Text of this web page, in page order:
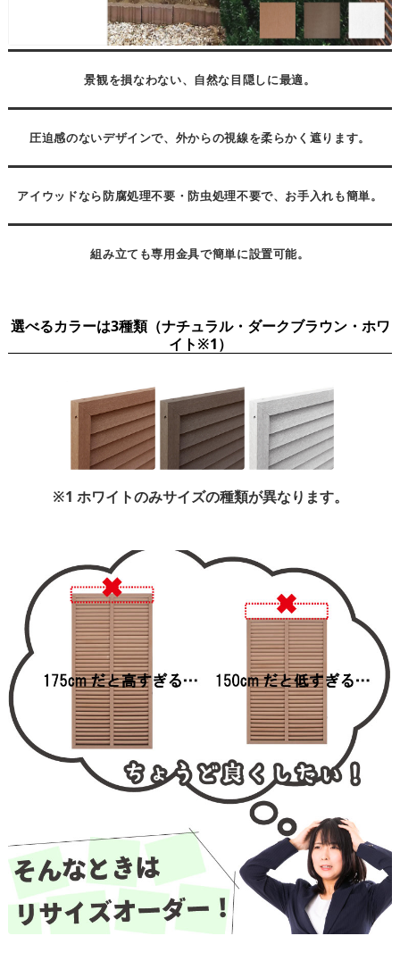
景観を損なわない、自然な目隠しに最適。
圧迫感のないデザインで、外からの視線を柔らかく遮ります。
アイウッドなら防腐処理不要・防虫処理不要で、お手入れも簡単。
組み立ても専用金具で簡単に設置可能。
選べるカラーは3種類（ナチュラル・ダークブラウン・ホワ
イト※1）
※1 ホワイトのみサイズの種類が異なります。